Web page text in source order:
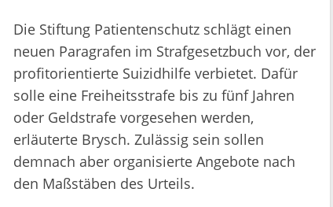
Die Stiftung Patientenschutz schlägt einen
neuen Paragrafen im Strafgesetzbuch vor, der
profitorientierte Suizidhilfe verbietet. Dafür
solle eine Freiheitsstrafe bis zu fünf Jahren
oder Geldstrafe vorgesehen werden,
erläuterte Brysch. Zulässig sein sollen
demnach aber organisierte Angebote nach
den Maßstäben des Urteils.